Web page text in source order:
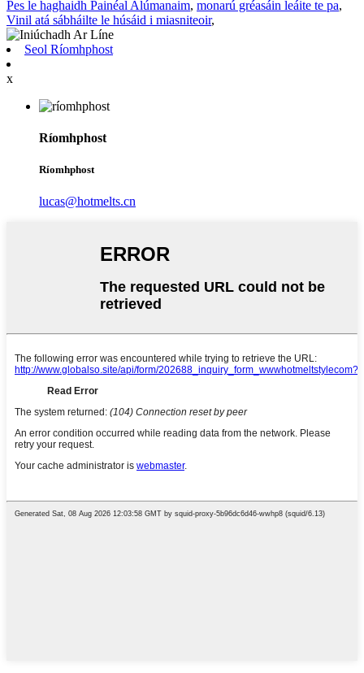
Pes le haghaidh Painéal Alúmanaim, monarú gréasáin leáite te pa,
Vinil atá sábháilte le húsáid i miasniteoir,
Seol Ríomhphost
x
Ríomhphost
Ríomhphost
lucas@hotmelts.cn